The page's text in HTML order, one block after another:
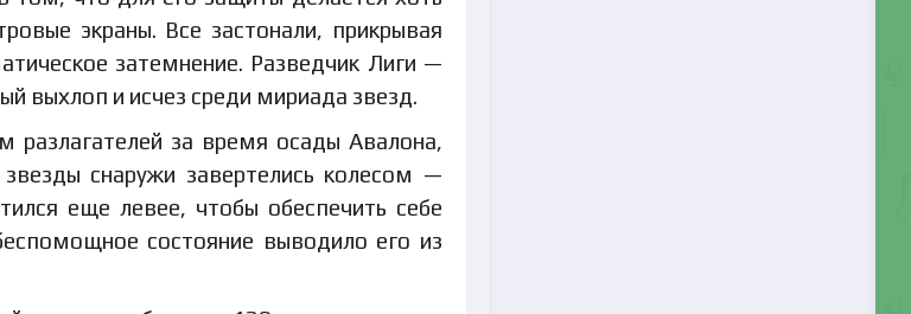
экраны. Все застонали, прикрывая
затемнение. Разведчик Лиги —
выхлоп и исчез среди мириада звезд.
за время осады Авалона,
снаружи завертелись колесом —
еще левее, чтобы обеспечить себе
состояние выводило его из